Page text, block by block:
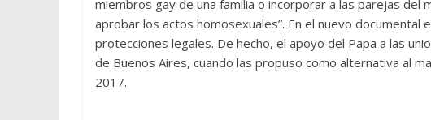
miembros gay de una familia o incorporar a las parejas del
aprobar los actos homosexuales”. En el nuevo documental
protecciones legales. De hecho, el apoyo del Papa a las
de Buenos Aires, cuando las propuso como alternativa al
2017.